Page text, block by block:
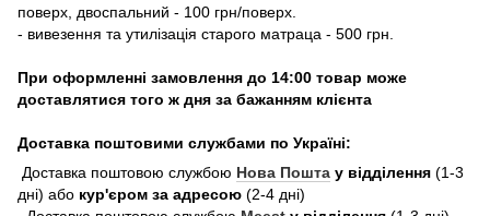
поверх, двоспальний - 100 грн/поверх.
- вивезення та утилізація старого матраца - 500 грн.
При оформленні замовлення до 14:00 товар може
доставлятися того ж дня за бажанням клієнта
Доставка поштовими службами по Україні:
Доставка поштовою службою Нова Пошта у відділення (1-3
дні) або кур'єром за адресою (2-4 дні)